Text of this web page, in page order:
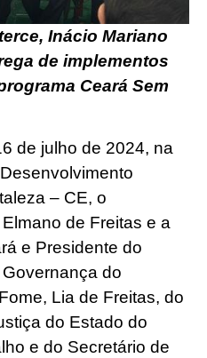
Inácio Mariano
de implementos
Ceará Sem
de julho de 2024, na
– CE, o
de Freitas e a
e Presidente do
do
Lia de Freitas, do
do Estado do
e do Secretário de